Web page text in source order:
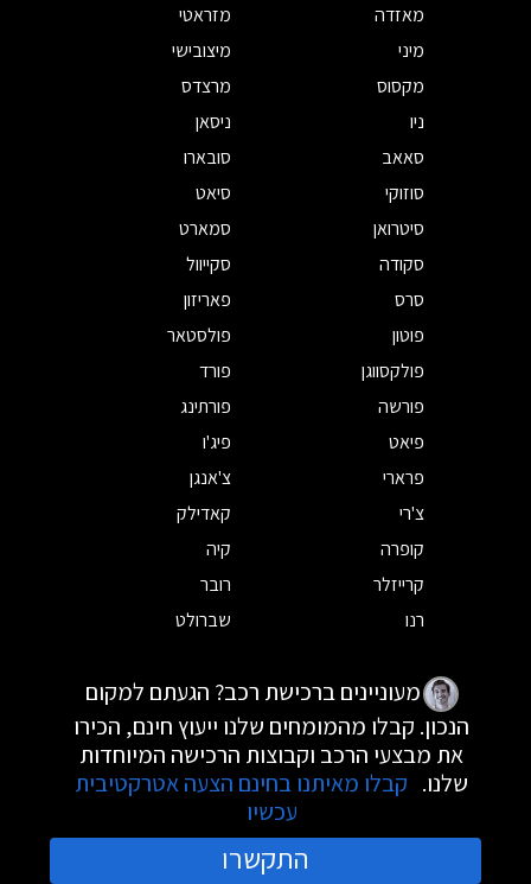
מאזדה
מזראטי
מיני
מיצובישי
מקסוס
מרצדס
ניו
ניסאן
סאאב
סובארו
סוזוקי
סיאט
סיטרואן
סמארט
סקודה
סקייוול
סרס
פאריזון
פוטון
פולסטאר
פולקסווגן
פורד
פורשה
פורתינג
פיאט
פיג'ו
פרארי
צ'אנגן
צ'רי
קאדילק
קופרה
קיה
קרייזלר
רובר
רנו
שברולט
מעוניינים ברכישת רכב? הגעתם למקום
הנכון. קבלו מהמומחים שלנו ייעוץ חינם, הכירו
את מבצעי הרכב וקבוצות הרכישה המיוחדות
שלנו. קבלו מאיתנו בחינם הצעה אטרקטיבית
עכשיו
התקשרו